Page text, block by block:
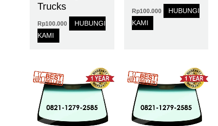
Trucks
Rp100.000
HUBUNGI
KAMI
Rp100.000
HUBUNGI
KAMI